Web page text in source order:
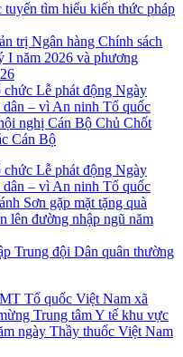
tìm hiểu kiến thức pháp
trị Ngân hàng Chính sách
I năm 2026 và phương
Lễ phát động Ngày
– vì An ninh Tổ quốc
nghị Cán Bộ Chủ Chốt
Cán Bộ
Lễ phát động Ngày
– vì An ninh Tổ quốc
Sơn gặp mặt tặng quà
lên đường nhập ngũ năm
Trung đội Dân quân thường
Tổ quốc Việt Nam xã
Trung tâm Y tế khu vực
ngày Thầy thuốc Việt Nam